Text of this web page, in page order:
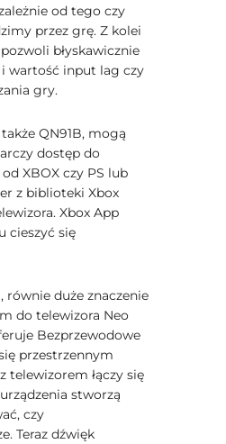
od tego czy
przez grę. Z kolei
błyskawicznie
i wartość input lag czy
gry.
QN91B, mogą
dostęp do
XBOX czy PS lub
z biblioteki Xbox
Xbox App
cieszyć się
duże znaczenie
do telewizora Neo
Bezprzewodowe
przestrzennym
telewizorem łączy się
stworzą
czy
Teraz dźwięk